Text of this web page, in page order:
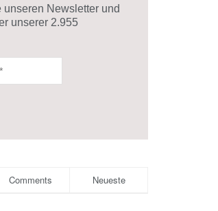
Newsletter und
unserer 2.955
Comments Neueste